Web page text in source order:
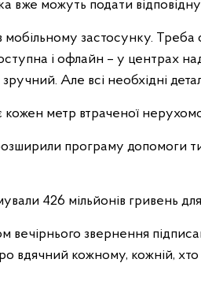
можуть подати відповідну
мобільному застосунку.
і офлайн – у центрах
Але всі необхідні
метр втраченої
програму допомоги
426 мільйонів гривень
вечірнього звернення
вдячний кожному, кожній,